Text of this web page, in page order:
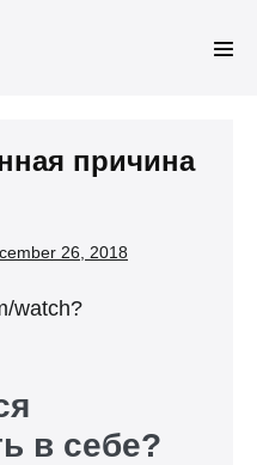
причина
26, 2018
watch?
в себе?